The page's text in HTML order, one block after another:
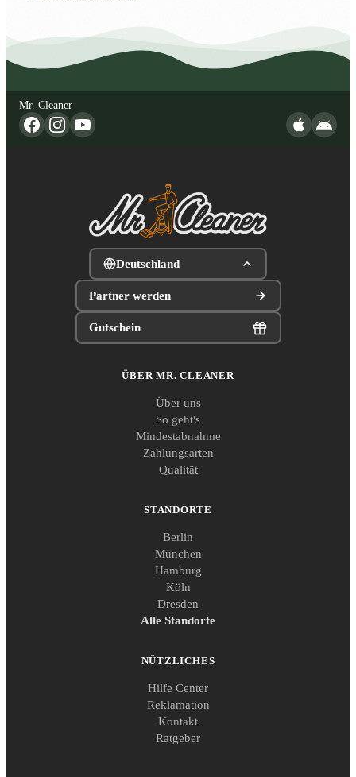
Mr. Cleaner
Deutschland
Partner werden
Gutschein
ÜBER MR. CLEANER
Über uns
So geht's
Mindestabnahme
Zahlungsarten
Qualität
STANDORTE
Berlin
München
Hamburg
Köln
Dresden
Alle Standorte
NÜTZLICHES
Hilfe Center
Reklamation
Kontakt
Ratgeber